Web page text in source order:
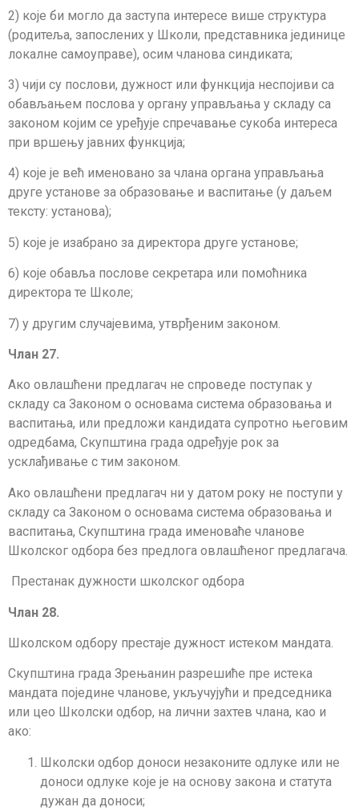
2) које би могло да заступа интересе више структура
(родитеља, запослених у Школи, представника јединице
локалне самоуправе), осим чланова синдиката;
3) чији су послови, дужност или функција неспојиви са
обављањем послова у органу управљања у складу са
законом којим се уређује спречавање сукоба интереса
при вршењу јавних функција;
4) које је већ именовано за члана органа управљања
друге установе за обра­зо­вање и васпитање (у даљем
тексту: установа);
5) које је изабрано за директора друге установе;
6) које обавља послове секретара или помоћника
директора те Школе;
7) у другим случајевима, утврђеним законом.
Члан 27.
Ако овлашћени предлагач не спроведе поступак у
складу са Законом о основа­ма система образовања и
васпитања, или предложи кандидата супротно његовим
од­ред­ба­ма, Скупштина града одређује рок за
усклађивање с тим законом.
Ако овлашћени предлагач ни у датом року не поступи у
складу са Законом о основама система образовања и
васпитања, Скупштина града именоваће чланове
Школског одбора без предлога овлашћеног предлагача.
Престанак дужности школског одбора
Члан 28.
Школском одбору престаје дужност истеком мандата.
Скупштина града Зрењанин разрешиће пре истека
мандата поједине чланове, укључујући и председника
или цео Школски одбор, на лични захтев члана, као и
ако:
Школски одбор доноси незаконите одлуке или не
доноси одлуке које је на основу закона и статута
дужан да доноси;